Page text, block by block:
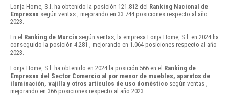
Lonja Home, S.l. ha obtenido la posición 121.812 del Ranking Nacional de
Empresas según ventas , mejorando en 33.744 posiciones respecto al año
2023.
En el Ranking de Murcia según ventas, la empresa Lonja Home, S.l. en 2024 ha
conseguido la posición 4.281 , mejorando en 1.064 posiciones respecto al año
2023.
Lonja Home, S.l. ha obtenido en 2024 la posición 566 en el Ranking de
Empresas del Sector Comercio al por menor de muebles, aparatos de
iluminación, vajilla y otros artículos de uso doméstico según ventas ,
mejorando en 366 posiciones respecto al año 2023.